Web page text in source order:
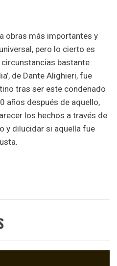
obras más importantes y
pero lo cierto es
bastante
de Dante Alighieri, fue
tras ser este condenado
años después de aquello,
los hechos a través de
y dilucidar si aquella fue